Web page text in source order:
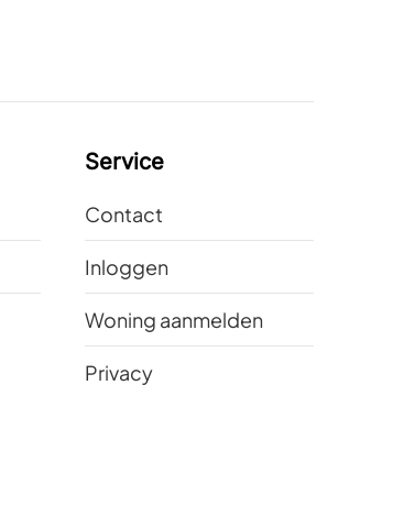
Service
Contact
Inloggen
Woning aanmelden
Privacy